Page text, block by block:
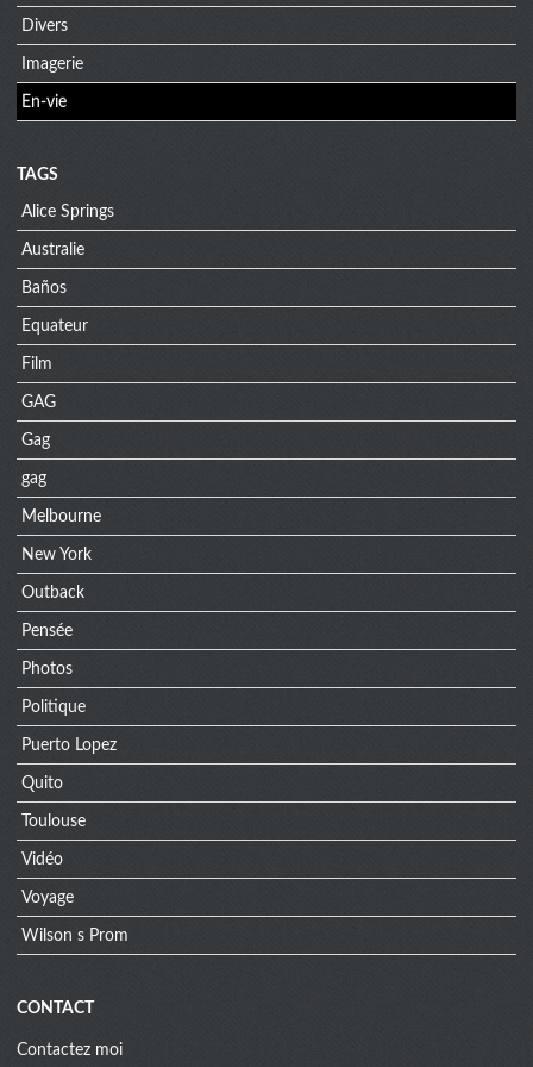
Divers
Imagerie
En-vie
TAGS
Alice Springs
Australie
Baños
Equateur
Film
GAG
Gag
gag
Melbourne
New York
Outback
Pensée
Photos
Politique
Puerto Lopez
Quito
Toulouse
Vidéo
Voyage
Wilson s Prom
CONTACT
Contactez moi